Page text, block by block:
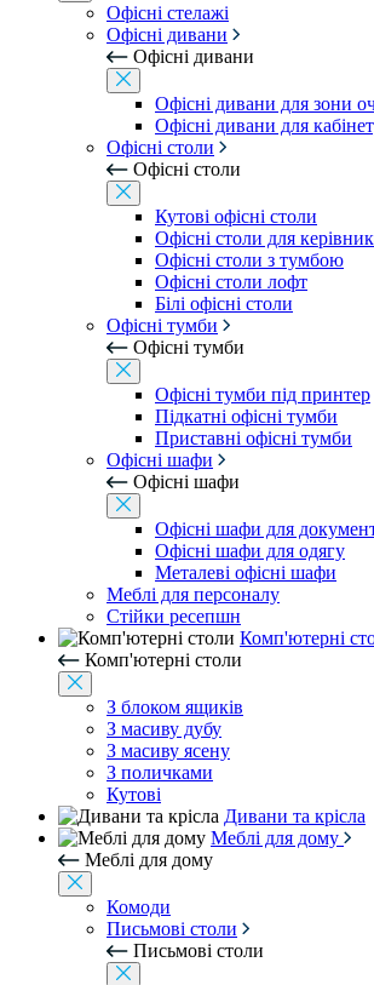
Офісні стелажі
Офісні дивани
Офісні дивани
Офісні дивани для зони
Офісні дивани для
Офісні столи
Офісні столи
Кутові офісні столи
Офісні столи для
Офісні столи з тумбою
Офісні столи лофт
Білі офісні столи
Офісні тумби
Офісні тумби
Офісні тумби під принтер
Підкатні офісні тумби
Приставні офісні тумби
Офісні шафи
Офісні шафи
Офісні шафи для
Офісні шафи для одягу
Металеві офісні шафи
Меблі для персоналу
Стійки ресепшн
Комп'ютерні
Комп'ютерні столи
З блоком ящиків
З масиву дубу
З масиву ясену
З поличками
Кутові
Дивани та крісла
Меблі для дому
Меблі для дому
Комоди
Письмові столи
Письмові столи